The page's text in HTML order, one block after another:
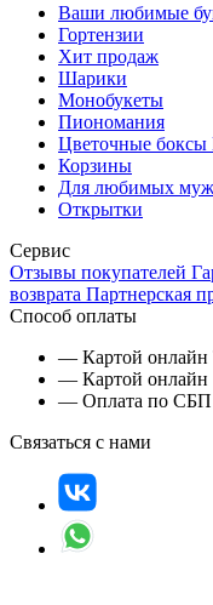
Ваши любимые
Гортензии
Хит продаж
Шарики
Монобукеты
Пиономания
Цветочные
Корзины
Для любимых
Открытки
Сервис
Отзывы покупателей
возврата Партнерская
Способ оплаты
— Картой онлайн
— Картой онлайн
— Оплата по СБП
Связаться с нами